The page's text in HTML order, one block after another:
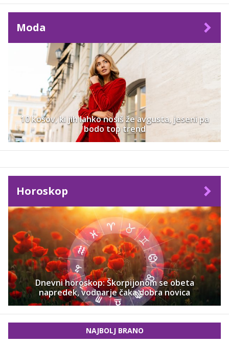
Moda
10 kosov, ki jih lahko nosiš že avgusta, jeseni pa
bodo top trend
Horoskop
Dnevni horoskop: Škorpijonom se obeta
napredek, vodnarje čaka dobra novica
NAJBOLJ BRANO